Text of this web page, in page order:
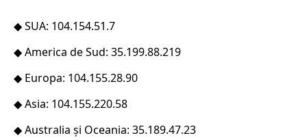
◆ SUA: 104.154.51.7
◆ America de Sud: 35.199.88.219
◆ Europa: 104.155.28.90
◆ Asia: 104.155.220.58
◆ Australia și Oceania: 35.189.47.23